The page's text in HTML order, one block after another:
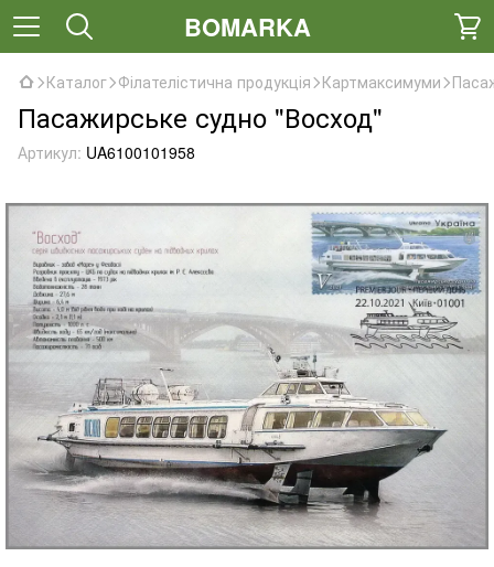
BOMARKA
Каталог Філателістична продукція Картмаксимуми
Пасажирське судно "Восход"
Артикул: UA6100101958